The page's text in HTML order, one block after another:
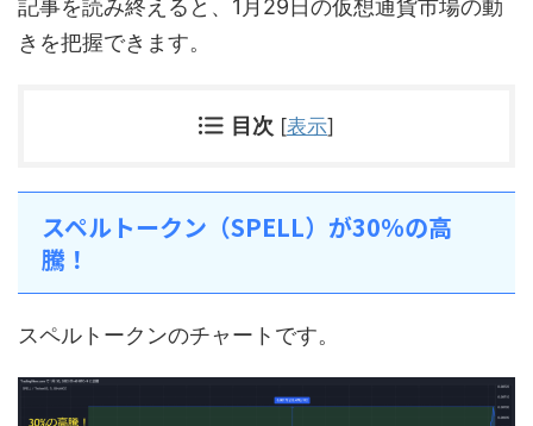
記事を読み終えると、1月29日の仮想通貨市場の動
きを把握できます。
目次 [表示]
スペルトークン（SPELL）が30%の高
騰！
スペルトークンのチャートです。